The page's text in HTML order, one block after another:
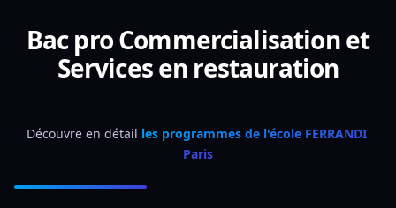
Bac pro Commercialisation et
Services en restauration
Découvre en détail les programmes de l'école FERRANDI
Paris